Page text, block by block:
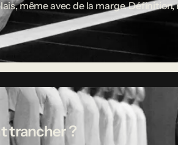
même avec de la marge.
trancher ?